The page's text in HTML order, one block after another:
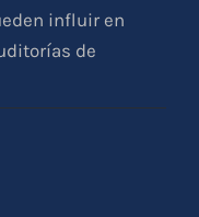
influir en
de